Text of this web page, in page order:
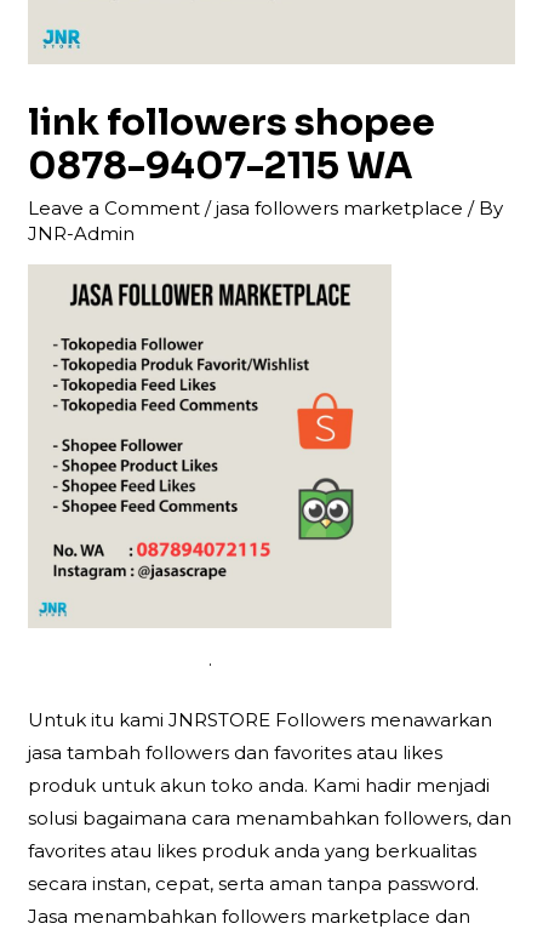
link followers shopee
0878-9407-2115 WA
Leave a Comment /jasa followers marketplace / By
JNR-Admin
.
Untuk itu kami JNRSTORE Followers menawarkan
jasa tambah followers dan favorites atau likes
produk untuk akun toko anda. Kami hadir menjadi
solusi bagaimana cara menambahkan followers, dan
favorites atau likes produk anda yang berkualitas
secara instan, cepat, serta aman tanpa password.
Jasa menambahkan followers marketplace dan